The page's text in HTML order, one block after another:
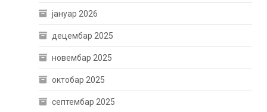
јануар 2026
децембар 2025
новембар 2025
октобар 2025
септембар 2025